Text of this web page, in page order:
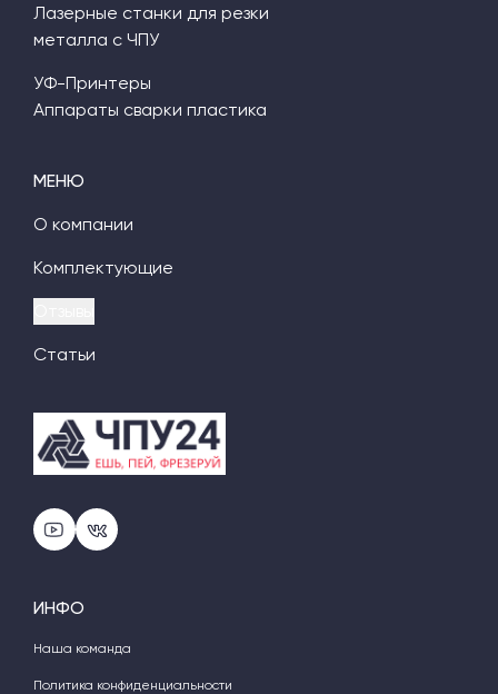
МЕНЮ
О компании
Комплектующие
Статьи
Лазерные станки для резки
металла с ЧПУ
УФ-Принтеры
Аппараты сварки пластика
ИНФО
Наша команда
Политика конфиденциальности